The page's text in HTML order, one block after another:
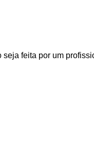
feita por um